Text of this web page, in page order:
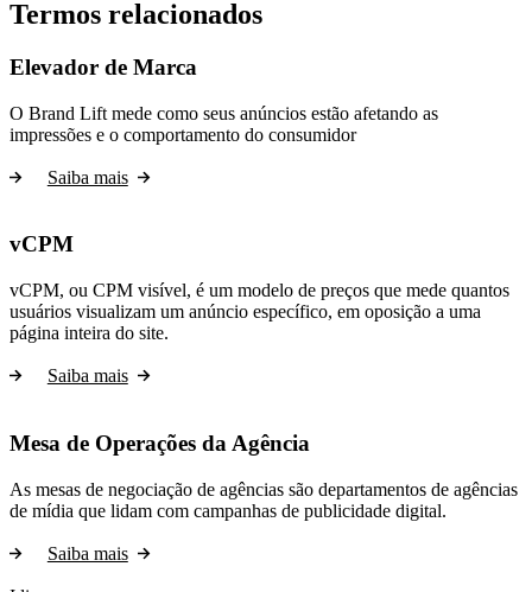
Termos relacionados
Elevador de Marca
O Brand Lift mede como seus anúncios estão afetando as
impressões e o comportamento do consumidor
Saiba mais
vCPM
vCPM, ou CPM visível, é um modelo de preços que mede quantos
usuários visualizam um anúncio específico, em oposição a uma
página inteira do site.
Saiba mais
Mesa de Operações da Agência
As mesas de negociação de agências são departamentos de agências
de mídia que lidam com campanhas de publicidade digital.
Saiba mais